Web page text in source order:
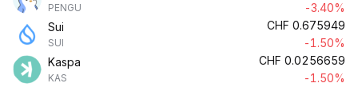
PENGU
-3.40%
Sui
SUI
CHF 0.675949
-1.50%
Kaspa
KAS
CHF 0.0256659
-1.50%